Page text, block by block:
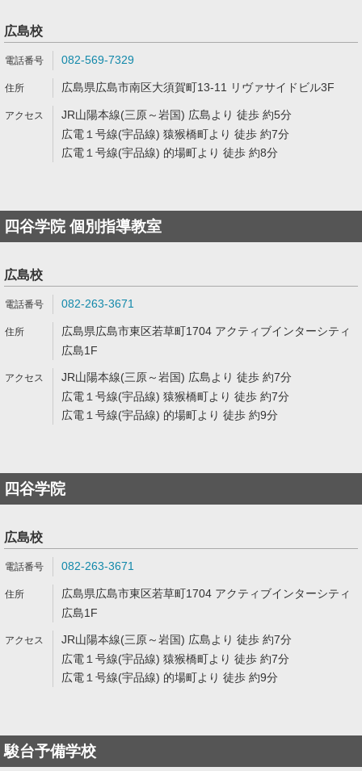
広島校
082-569-7329
広島県広島市南区大須賀町13-11 リヴァサイドビル3F
JR山陽本線(三原～岩国) 広島より 徒歩 約5分
広電１号線(宇品線) 猿猴橋町より 徒歩 約7分
広電１号線(宇品線) 的場町より 徒歩 約8分
四谷学院 個別指導教室
広島校
082-263-3671
広島県広島市東区若草町1704 アクティブインターシティ
広島1F
JR山陽本線(三原～岩国) 広島より 徒歩 約7分
広電１号線(宇品線) 猿猴橋町より 徒歩 約7分
広電１号線(宇品線) 的場町より 徒歩 約9分
四谷学院
広島校
082-263-3671
広島県広島市東区若草町1704 アクティブインターシティ
広島1F
JR山陽本線(三原～岩国) 広島より 徒歩 約7分
広電１号線(宇品線) 猿猴橋町より 徒歩 約7分
広電１号線(宇品線) 的場町より 徒歩 約9分
駿台予備学校